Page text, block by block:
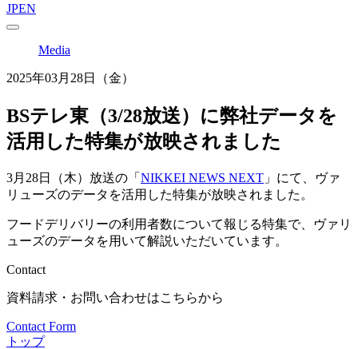
JPEN
Media
2025年03月28日（金）
BSテレ東（3/28放送）に弊社データを
活用した特集が放映されました
3月28日（木）放送の「 NIKKEI NEWS NEXT 」 にて、ヴァ
リューズのデータを活用した特集が放映されました。
フードデリバリーの利用者数について報じる特集で、ヴァリ
ューズのデータを用いて解説いただいています。
Contact
資料請求・お問い合わせはこちらから
Contact Form
トップ